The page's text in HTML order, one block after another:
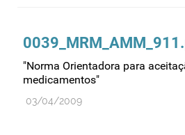
Farmacovigilância
Farmácias
Gestão financeira e
"Norma Orientadora para
medicamentos"
03/04/2009